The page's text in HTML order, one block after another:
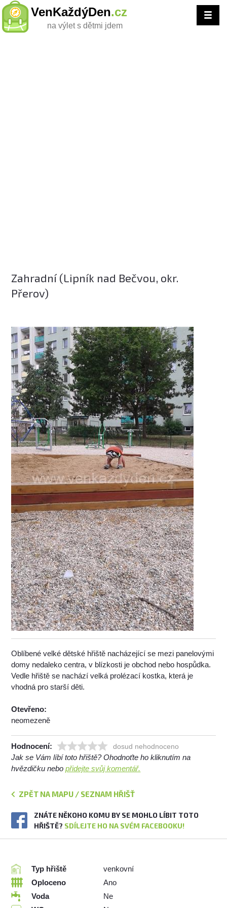
VenKaždýDen.cz
na výlet s dětmi jdem
Zahradní (Lipník nad Bečvou, okr.
Přerov)
Oblíbené velké dětské hřiště nacházející se mezi panelovými
domy nedaleko centra, v blízkosti je obchod nebo hospůdka.
Vedle hřiště se nachází velká prolézací kostka, která je
vhodná pro starší děti.
Otevřeno:
neomezeně
Hodnocení: dosud nehodnoceno
Jak se Vám líbí toto hřiště? Ohodnoťte ho kliknutím na
hvězdičku nebopřidejte svůj komentář.
ZPĚT NA MAPU / SEZNAM HŘIŠŤ
ZNÁTE NĚKOHO KOMU BY SE MOHLO LÍBIT TOTO
HŘIŠTĚ? SDÍLEJTE HO NA SVÉM FACEBOOKU!
Typ hřiště
venkovní
Oploceno
Ano
Voda
Ne